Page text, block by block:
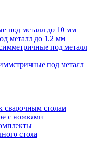
под металл до 10 мм
металл до 1.2 мм
под металл
под металл
сварочным столам
с ножками
стола